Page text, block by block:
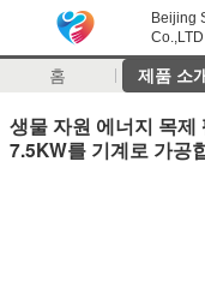
Beijing
Co.,LTD
홈 제품 소개
생물 자원 에너지 목
7.5KW를 기계로 가공